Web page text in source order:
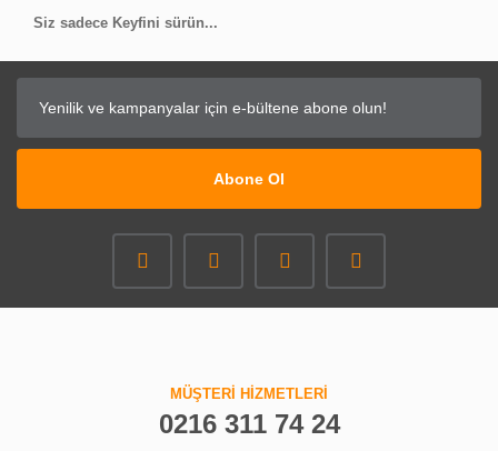
Siz sadece Keyfini sürün...
Abone Ol
MÜŞTERİ HİZMETLERİ
0216 311 74 24